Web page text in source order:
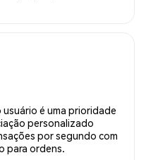
é uma prioridade
personalizado
por segundo com
para ordens.